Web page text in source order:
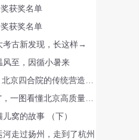
获奖名单
获奖名单
考古新发现，长这样→
风至，因循小暑来
京四合院的传统营造技艺
看懂北京高质量发展路线图！
窝的故事 （下）
河走过扬州，走到了杭州